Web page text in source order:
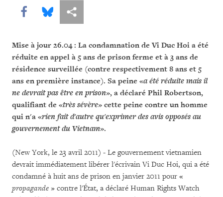
Share this via Facebook
Share this via Bluesky
Share this via Partagez
Mise à jour 26.04 : La condamnation de Vi Duc Hoi a été
réduite en appel à 5 ans de prison ferme et à 3 ans de
résidence surveillée (contre respectivement 8 ans et 5
ans en première instance). Sa peine «a été réduite mais il
ne devrait pas être en prison», a déclaré Phil Robertson,
qualifiant de «très sévère» cette peine contre un homme
qui n'a «rien fait d'autre qu'exprimer des avis opposés au
gouvernement du Vietnam».
(New York, le 23 avril 2011) - Le gouvernement vietnamien
devrait immédiatement libérer l'écrivain Vi Duc Hoi, qui a été
condamné à huit ans de prison en janvier 2011 pour «
propagande » contre l'État, a déclaré Human Rights Watch